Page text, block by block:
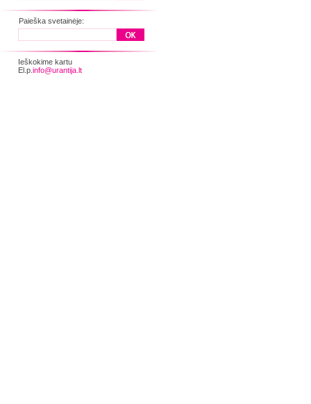
Paieška svetainėje:
Ieškokime kartu
El.p. info@urantija.lt